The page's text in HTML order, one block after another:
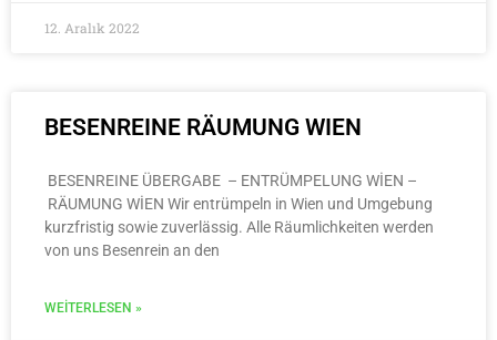
12. Aralık 2022
BESENREINE RÄUMUNG WIEN
BESENREINE ÜBERGABE – ENTRÜMPELUNG WİEN –
RÄUMUNG WİEN Wir entrümpeln in Wien und Umgebung
kurzfristig sowie zuverlässig. Alle Räumlichkeiten werden
von uns Besenrein an den
WEITERLESEN »